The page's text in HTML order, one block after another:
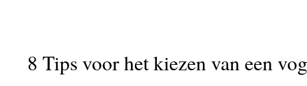
8 Tips voor het kiezen van een